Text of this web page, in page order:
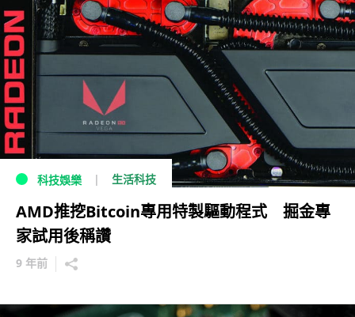
科技娛樂 生活科技
AMD推挖Bitcoin專用特製驅動程式 掘金專
家試用後稱讚
9 年前